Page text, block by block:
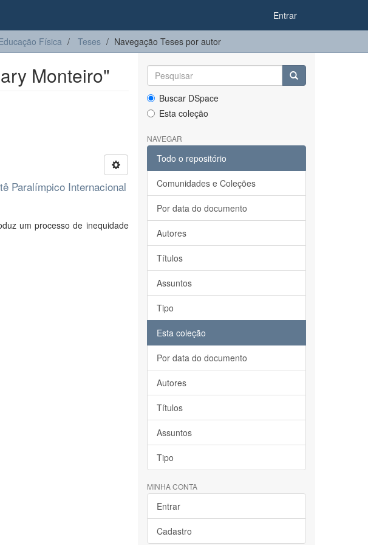
Entrar
Física Teses Navegação Teses por autor
Monteiro"
Paralímpico Internacional
um processo de inequidade
Buscar DSpace
Esta coleção
NAVEGAR
Todo o repositório
Comunidades e Coleções
Por data do documento
Autores
Títulos
Assuntos
Tipo
Esta coleção
Por data do documento
Autores
Títulos
Assuntos
Tipo
MINHA CONTA
Entrar
Cadastro